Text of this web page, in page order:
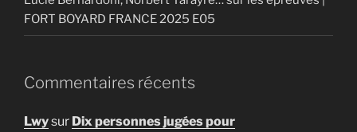
FORT BOYARD FRANCE 2025 E05
Commentaires récents
Lwysur Dix personnes jugées pour